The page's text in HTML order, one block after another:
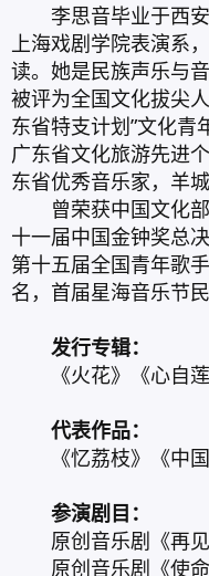
李思音毕业于西安
上海戏剧学院表演系
读。她是民族声乐与
被评为全国文化拔尖
东省特支计划”文化青
广东省文化旅游先进
东省优秀音乐家，羊
曾荣获中国文化部
十一届中国金钟奖总
第十五届全国青年歌
名，首届星海音乐节
发行专辑：
《火花》《心自莲
代表作品：
《忆荔枝》《中国
参演剧目：
原创音乐剧《再见
原创音乐剧《使命